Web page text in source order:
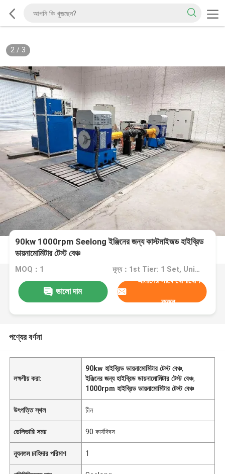
2/ 3
90kw 1000rpm Seelong ইঞ্জিনের জন্য কাস্টমাইজড হাইব্রিড
ডায়নামোমিটার টেস্ট বেঞ্চ
MOQ：1 মূল্য：1st Tier: 1 Set, Unit Price USD 3.00 2nd Tier: 2-5 Sets, Unit Price USD 2.00 3rd Tier: Over 5 Sets, Unit Price USD 1.00
ভালো দাম
আমাদের সাথে যোগাযোগ
করুন
পণ্যের বর্ণনা
লক্ষণীয় করা:
90kw হাইব্রিড ডায়নামোমিটার টেস্ট বেঞ্চ,
ইঞ্জিনের জন্য হাইব্রিড ডায়নামোমিটার টেস্ট বেঞ্চ,
1000rpm হাইব্রিড ডায়নামোমিটার টেস্ট বেঞ্চ
উৎপত্তি স্থল চীন
ডেলিভারি সময় 90 কার্যদিবস
ন্যূনতম চাহিদার পরিমাণ 1